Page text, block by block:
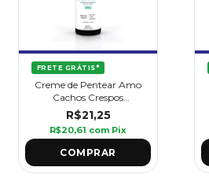
FRETE GRÁTIS*
Creme de Pentear Amo
Cachos Crespos
Vibrantes 420 ml -
Griffus
R$21,25
R$20,61 com Pix